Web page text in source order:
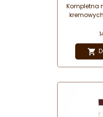
Kompletna
gorącą
